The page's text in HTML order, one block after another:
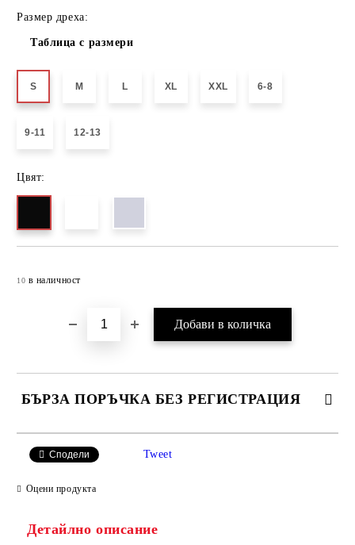
Размер дреха:
Таблица с размери
S M L XL XXL 6-8
9-11 12-13
Цвят:
10 в наличност
БЪРЗА ПОРЪЧКА БЕЗ РЕГИСТРАЦИЯ
Сподели Tweet
Оцени продукта
Детайлно описание